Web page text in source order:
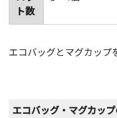
ト数
エコバッグとマグカップ
エコバッグ・マグカッ